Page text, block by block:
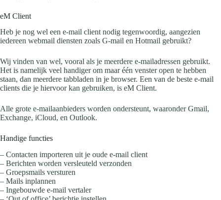
eM Client
Heb je nog wel een e-mail client nodig tegenwoordig, aangezien
iedereen webmail diensten zoals G-mail en Hotmail gebruikt?
Wij vinden van wel, vooral als je meerdere e-mailadressen gebruikt.
Het is namelijk veel handiger om maar één venster open te hebben
staan, dan meerdere tabbladen in je browser. Een van de beste e-mail
clients die je hiervoor kan gebruiken, is eM Client.
Alle grote e-mailaanbieders worden ondersteunt, waaronder Gmail,
Exchange, iCloud, en Outlook.
Handige functies
– Contacten importeren uit je oude e-mail client
– Berichten worden versleuteld verzonden
– Groepsmails versturen
– Mails inplannen
– Ingebouwde e-mail vertaler